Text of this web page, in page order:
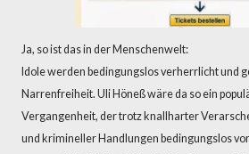
Ja, so ist das in der Menschenwelt:
Idole werden bedingungslos verherrlicht und
Narrenfreiheit. Uli Höneß wäre da so ein
Vergangenheit, der trotz knallharter
und krimineller Handlungen bedingungslos